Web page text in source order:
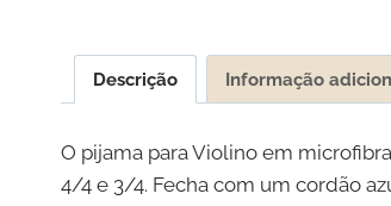
Descrição Informação
O pijama para Violino em
4/4 e 3/4. Fecha com um cordão